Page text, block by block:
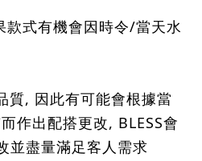
式有機會因時令/當天水
質, 因此有可能會根據當
作出配搭更改, BLESS會
並盡量滿足客人需求